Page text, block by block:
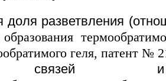
доля разветвления
связей и